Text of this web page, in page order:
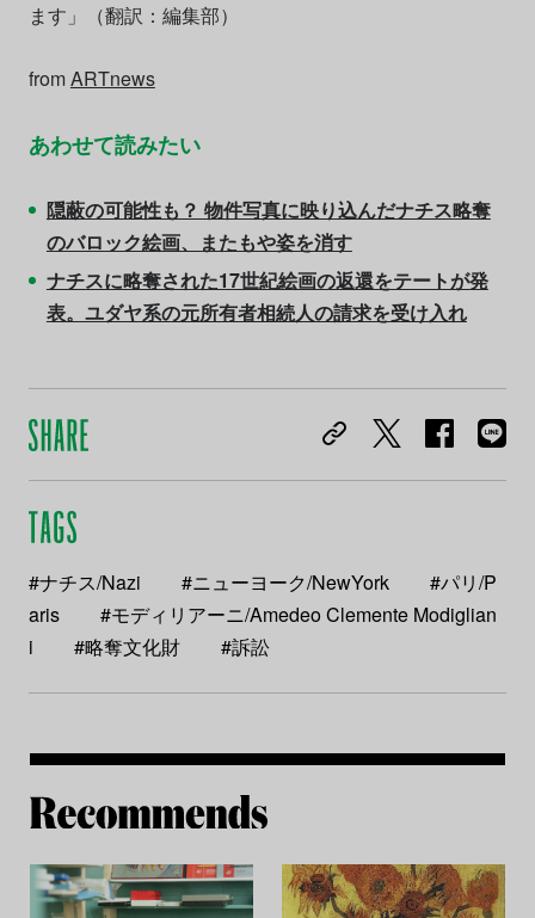
ます」（翻訳：編集部）
fromARTnews
あわせて読みたい
隠蔽の可能性も？ 物件写真に映り込んだナチス略奪
のバロック絵画、またもや姿を消す
ナチスに略奪された17世紀絵画の返還をテートが発
表。ユダヤ系の元所有者相続人の請求を受け入れ
#ナチス/Nazi #ニューヨーク/NewYork
#パリ/P
aris
#モディリアーニ/Amedeo Clemente Modiglian
i
#略奪文化財 #訴訟